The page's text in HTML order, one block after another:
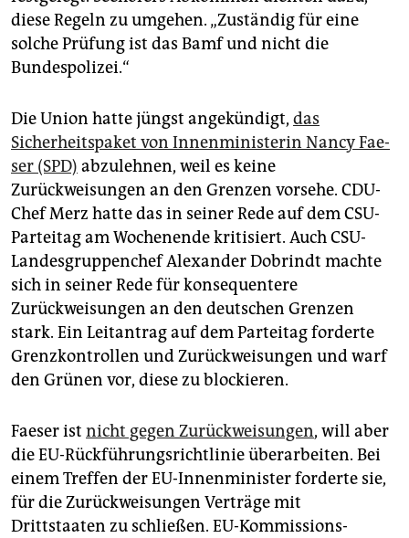
diese Regeln zu umgehen. „Zuständig für eine
solche Prüfung ist das Bamf und nicht die
Bundespolizei.“
Die Union hatte jüngst angekündigt, das
Sicherheitspaket von Innenministerin Nancy Fae­
ser (SPD) abzulehnen, weil es keine
Zurückweisungen an den Grenzen vorsehe. CDU-
Chef Merz hatte das in seiner Rede auf dem CSU-
Parteitag am Wochenende kritisiert. Auch CSU-
Landesgruppenchef Alexander Dobrindt machte
sich in seiner Rede für konsequentere
Zurückweisungen an den deutschen Grenzen
stark. Ein Leitantrag auf dem Parteitag forderte
Grenzkontrollen und Zurückweisungen und warf
den Grünen vor, diese zu blockieren.
Faeser ist nicht gegen Zurückweisungen, will aber
die EU-Rückführungsrichtlinie überarbeiten. Bei
einem Treffen der EU-Innenminister forderte sie,
für die Zurückweisungen Verträge mit
Drittstaaten zu schließen. EU-Kommis­sions­